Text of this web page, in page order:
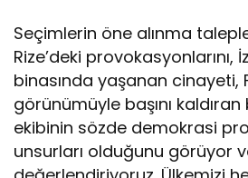
Seçimlerin öne alınma
Rize’deki provokasyonlarını,
binasında yaşanan cinayeti,
görünümüyle başını
ekibinin sözde demokrasi
unsurları olduğunu görüyor